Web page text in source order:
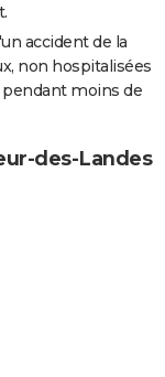
accident de la
non hospitalisées
moins de
des-Landes